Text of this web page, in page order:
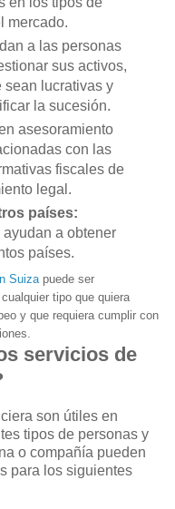
mercado.
a las personas
sus activos,
sean lucrativas y
la sucesión.
asesoramiento
con las
fiscales de
legal.
países:
a obtener
países.
Suizapuede ser
tipo que quiera
y que requiera cumplir con
servicios de
son útiles en
tipos de personas y
o compañía pueden
para los siguientes